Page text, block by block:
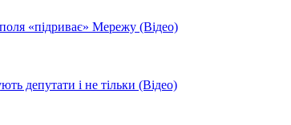
«підриває» Мережу (Відео)
депутати і не тільки (Відео)